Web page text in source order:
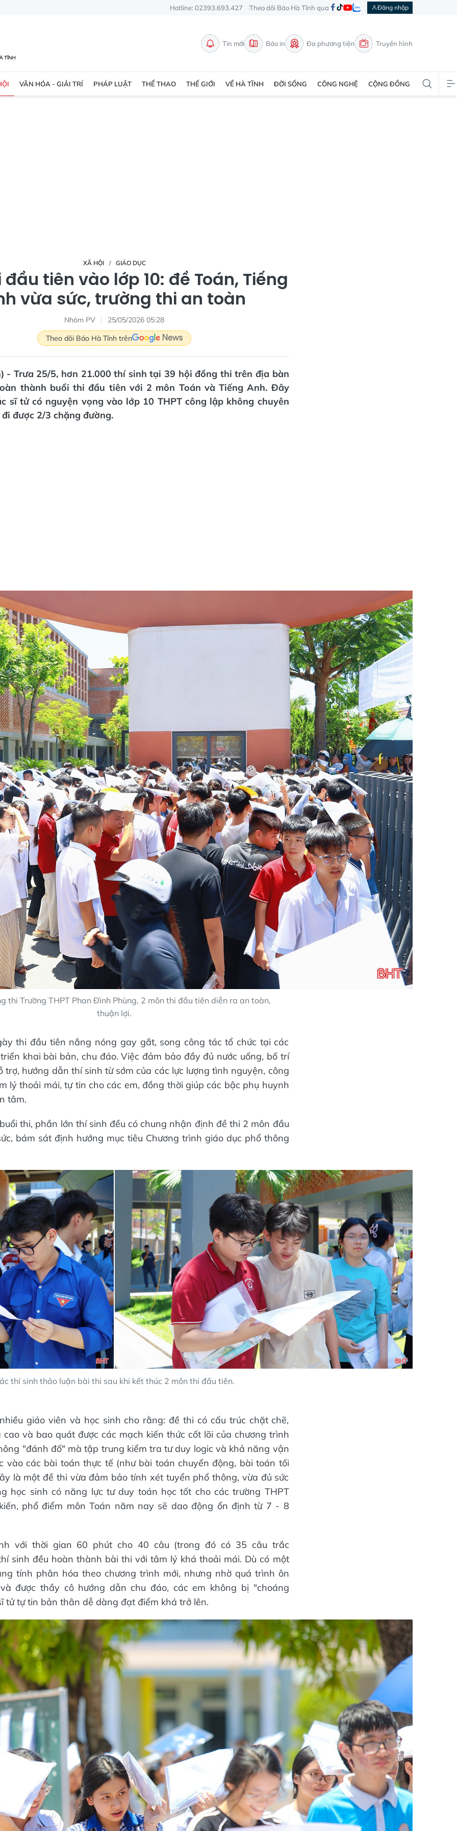
Hotline: 02393.693.427 Theo dõi Báo Hà Tĩnh qua Đăng nhập
Tin mới Báo in Đa phương tiện Truyền hình
VĂN HÓA - GIẢI TRÍ PHÁP LUẬT THỂ THAO THẾ GIỚI VỀ HÀ TĨNH ĐỜI SỐNG CÔNG NGHỆ CỘNG ĐỒNG
XÃ HỘI GIÁO DỤC
tiên vào lớp 10: đề Toán, Tiếng
vừa sức, trường thi an toàn
Nhóm PV
25/05/2026 05:28
Theo dõi Báo Hà Tĩnh trên
- Trưa 25/5, hơn 21.000 thí sinh tại 39 hội đồng thi trên địa bàn
thành buổi thi đầu tiên với 2 môn Toán và Tiếng Anh. Đây
sĩ tử có nguyện vọng vào lớp 10 THPT công lập không chuyên
được 2/3 chặng đường.
thi Trường THPT Phan Đình Phùng, 2 môn thi đầu tiên diễn ra an toàn,
thuận lợi.
thi đầu tiên nắng nóng gay gắt, song công tác tổ chức tại các
khai bài bản, chu đáo. Việc đảm bảo đầy đủ nước uống, bố trí
trợ, hướng dẫn thí sinh từ sớm của các lực lượng tình nguyện, công
lý thoải mái, tự tin cho các em, đồng thời giúp các bậc phụ huynh
tâm.
thi, phần lớn thí sinh đều có chung nhận định đề thi 2 môn đầu
bám sát định hướng mục tiêu Chương trình giáo dục phổ thông
thí sinh thảo luận bài thi sau khi kết thúc 2 môn thi đầu tiên.
giáo viên và học sinh cho rằng: đề thi có cấu trúc chặt chẽ,
và bao quát được các mạch kiến thức cốt lõi của chương trình
"đánh đố" mà tập trung kiểm tra tư duy logic và khả năng vận
vào các bài toán thực tế (như bài toán chuyển động, bài toán tối
là một đề thi vừa đảm bảo tính xét tuyển phổ thông, vừa đủ sức
học sinh có năng lực tư duy toán học tốt cho các trường THPT
phổ điểm môn Toán năm nay sẽ dao động ổn định từ 7 - 8
với thời gian 60 phút cho 40 câu (trong đó có 35 câu trắc
sinh đều hoàn thành bài thi với tâm lý khá thoải mái. Dù có một
tính phân hóa theo chương trình mới, nhưng nhờ quá trình ôn
được thầy cô hướng dẫn chu đáo, các em không bị "choáng
tử tự tin bản thân dễ dàng đạt điểm khá trở lên.